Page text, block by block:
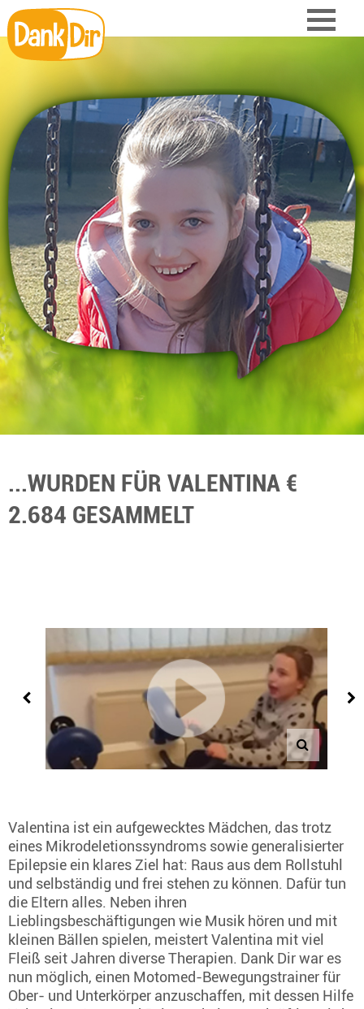
...WURDEN FÜR VALENTINA €
2.684 GESAMMELT
Valentina ist ein aufgewecktes Mädchen, das trotz
eines Mikrodeletionssyndroms sowie generalisierter
Epilepsie ein klares Ziel hat: Raus aus dem Rollstuhl
und selbständig und frei stehen zu können. Dafür tun
die Eltern alles. Neben ihren
Lieblingsbeschäftigungen wie Musik hören und mit
kleinen Bällen spielen, meistert Valentina mit viel
Fleiß seit Jahren diverse Therapien. Dank Dir war es
nun möglich, einen Motomed-Bewegungstrainer für
Ober- und Unterkörper anzuschaffen, mit dessen Hilfe